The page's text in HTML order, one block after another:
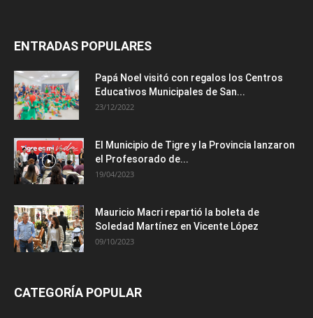
ENTRADAS POPULARES
Papá Noel visitó con regalos los Centros
Educativos Municipales de San...
23/12/2022
El Municipio de Tigre y la Provincia lanzaron
el Profesorado de...
19/04/2023
Mauricio Macri repartió la boleta de
Soledad Martínez en Vicente López
09/10/2023
CATEGORÍA POPULAR